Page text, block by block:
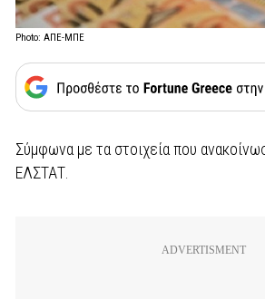
Photo: ΑΠΕ-ΜΠΕ
Σύμφωνα με τα στοιχεία που
ΕΛΣΤΑΤ.